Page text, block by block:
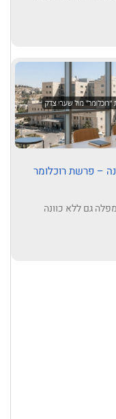
– פרשת רוכלומר
גם ללא כוונה